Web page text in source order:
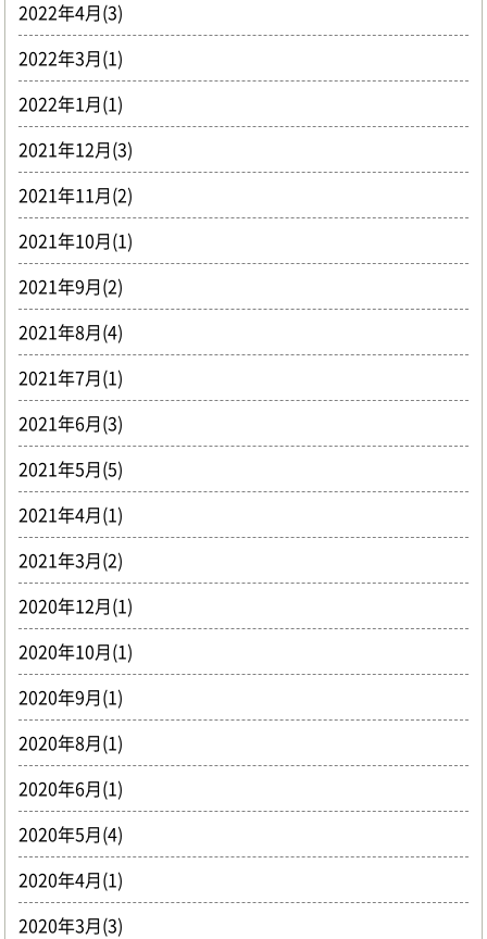
2022年4月(3)
2022年3月(1)
2022年1月(1)
2021年12月(3)
2021年11月(2)
2021年10月(1)
2021年9月(2)
2021年8月(4)
2021年7月(1)
2021年6月(3)
2021年5月(5)
2021年4月(1)
2021年3月(2)
2020年12月(1)
2020年10月(1)
2020年9月(1)
2020年8月(1)
2020年6月(1)
2020年5月(4)
2020年4月(1)
2020年3月(3)